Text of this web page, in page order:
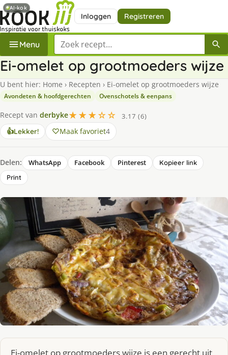
Inloggen Registreren
Menu Zoek een recept
Ei-omelet op grootmoeders wijze
U bent hier: Home › Recepten › Ei-omelet op grootmoeders wijze
Avondeten & hoofdgerechten Ovenschotels & eenpans
Recept van derbyke★★★☆☆
3.17 (6)
👍Lekker! Maak favoriet4
Delen: WhatsApp Facebook Pinterest
Kopieer link
Print
AI-kok